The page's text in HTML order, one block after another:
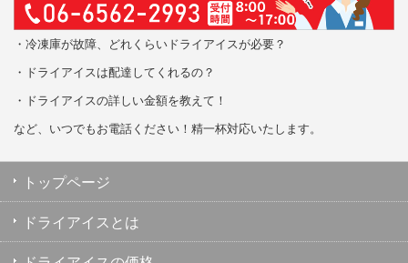
・冷凍庫が故障、どれくらいドライアイスが必要？
・ドライアイスは配達してくれるの？
・ドライアイスの詳しい金額を教えて！
など、いつでもお電話ください！精一杯対応いたします。
トップページ
ドライアイスとは